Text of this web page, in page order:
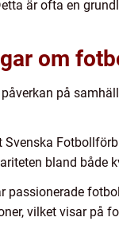
är ofta en
om
på
Svenska
bland både
passionerade
vilket visar på